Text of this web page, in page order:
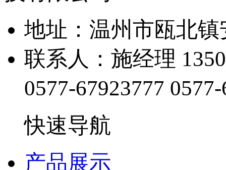
地址：温州市瓯北
联系人：施经理
0577-67923777
快速导航
产品展示